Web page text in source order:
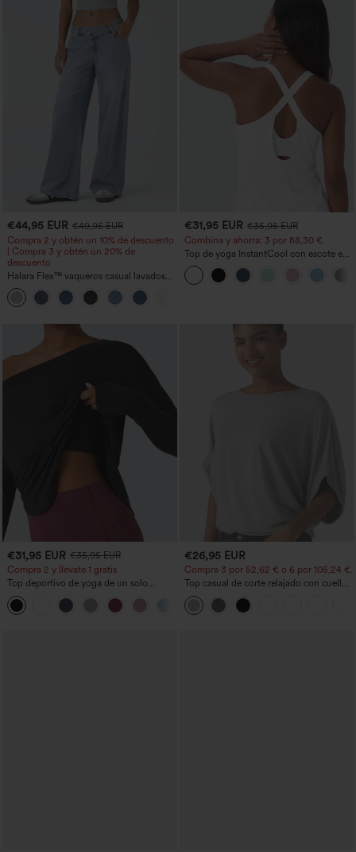
€44,95 EUR €49,95 EUR
Compra 2 y obtén un 10% de descuento
| Compra 3 y obtén un 20% de
descuento
Halara Flex™ vaqueros casual lavados
asimétricos de tiro bajo con bolsillos
con cremallera, corte baggy y pierna
ancha
€31,95 EUR €35,95 EUR
Combina y ahorra: 3 por 88,30 €
Top de yoga InstantCool con escote en
U y bajo curvado - UPF50+
€31,95 EUR €35,95 EUR
Compra 2 y llévate 1 gratis
Top deportivo de yoga de un solo
hombro, manga larga con agujero para
el pulgar, dobladillo curvo estilo high-
low (frente más corto, espalda más
+3
€26,95 EUR
Compra 3 por 52,62 € o 6 por 105,24 €.
Top casual de corte relajado con cuello
redondo y mangas murciélago.